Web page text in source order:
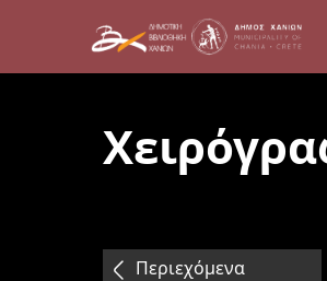
Περιεχόμενα